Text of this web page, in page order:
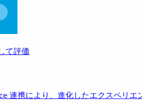
て評価
連携により、進化したエクスペリエ